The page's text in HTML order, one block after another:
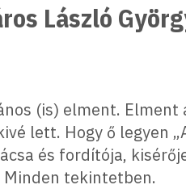
László
(is) elment.
lett. Hogy ő legyen
és fordítója,
Minden tekintetben.